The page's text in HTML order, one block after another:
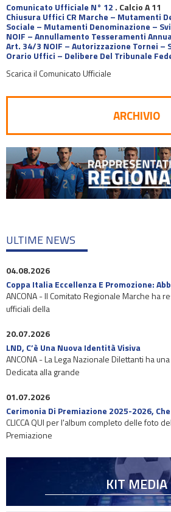
Comunicato Ufficiale N° 12 . Calcio A 11
Chiusura Uffici CR Marche – Mutamenti
Sociale – Mutamenti Denominazione –
NOIF – Annullamento Tesseramenti
Art. 34/3 NOIF – Autorizzazione Tornei –
Orario Uffici – Delibere Del Tribunale
Scarica il Comunicato Ufficiale
ARCHIVIO
ULTIME NEWS
04.08.2026
Coppa Italia Eccellenza E Promozione:
ANCONA - Il Comitato Regionale Marche ha
ufficiali della
20.07.2026
LND, C’è Una Nuova Identità Visiva
ANCONA - La Lega Nazionale Dilettanti ha
Dedicata alla grande
01.07.2026
Cerimonia Di Premiazione 2025-2026,
CLICCA QUI per l'album completo delle foto
Premiazione
KIT MEDIA